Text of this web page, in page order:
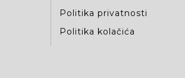
Politika privatnosti
Politika kolačića